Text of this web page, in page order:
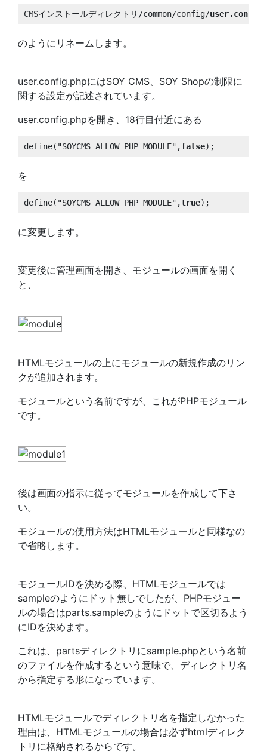
CMSインストールディレクトリ/common/config/
のようにリネームします。
user.config.phpにはSOY CMS、SOY Shopの制限に
関する設定が記述されています。
user.config.phpを開き、18行目付近にある
define("SOYCMS_ALLOW_PHP_MODULE",false);
を
define("SOYCMS_ALLOW_PHP_MODULE",true);
に変更します。
変更後に管理画面を開き、モジュールの画面を開く
と、
HTMLモジュールの上にモジュールの新規作成のリン
クが追加されます。
モジュールという名前ですが、これがPHPモジュール
です。
後は画面の指示に従ってモジュールを作成して下さ
い。
モジュールの使用方法はHTMLモジュールと同様なの
で省略します。
モジュールIDを決める際、HTMLモジュールでは
sampleのようにドット無しでしたが、PHPモジュー
ルの場合はparts.sampleのようにドットで区切るよう
にIDを決めます。
これは、partsディレクトリにsample.phpという名前
のファイルを作成するという意味で、ディレクトリ名
から指定する形になっています。
HTMLモジュールでディレクトリ名を指定しなかった
理由は、HTMLモジュールの場合は必ずhtmlディレク
トリに格納されるからです。